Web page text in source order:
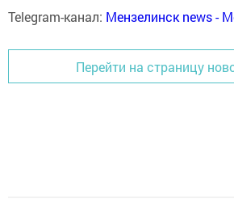
Telegram-канал: Мензелинск news -
Перейти на страницу